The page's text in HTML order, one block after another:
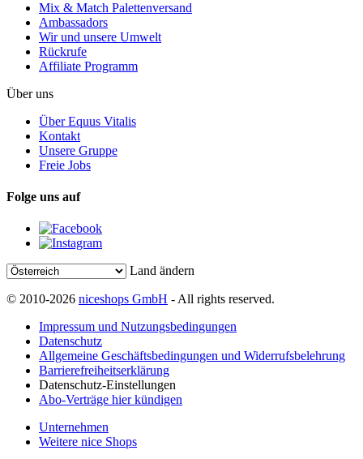
Mix & Match Palettenversand
Ambassadors
Wir und unsere Umwelt
Rückrufe
Affiliate Programm
Über uns
Über Equus Vitalis
Kontakt
Unsere Gruppe
Freie Jobs
Folge uns auf
Land ändern
© 2010-2026 niceshops GmbH - All rights reserved.
Impressum und Nutzungsbedingungen
Datenschutz
Allgemeine Geschäftsbedingungen und Widerrufsbelehrung
Barrierefreiheitserklärung
Datenschutz-Einstellungen
Abo-Verträge hier kündigen
Unternehmen
Weitere nice Shops